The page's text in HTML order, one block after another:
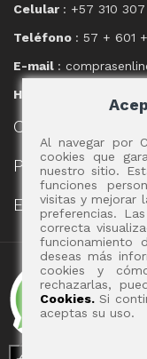
Celular : +57 310
Teléfono : 57 + 601
E-mail :
Horario
CABLE
POLÍTICAS
EVENTOS
Al navegar por
cookies que
nuestro sitio.
funciones
visitas y mejorar
preferencias.
correcta
funcionamiento
deseas más
cookies y
rechazarlas,
Cookies.Si
aceptas su uso.
Copyright